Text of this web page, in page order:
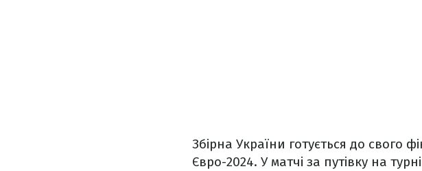
Збірна України готується до свого
Євро-2024. У матчі за путівку на